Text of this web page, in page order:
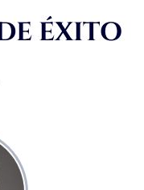
ÉXITO